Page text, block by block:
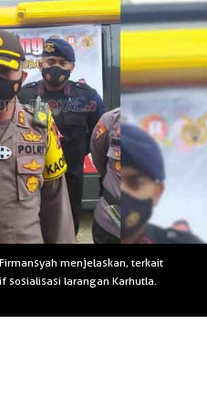
Firmansyah menjelaskan, terkait
sosialisasi larangan Karhutla.